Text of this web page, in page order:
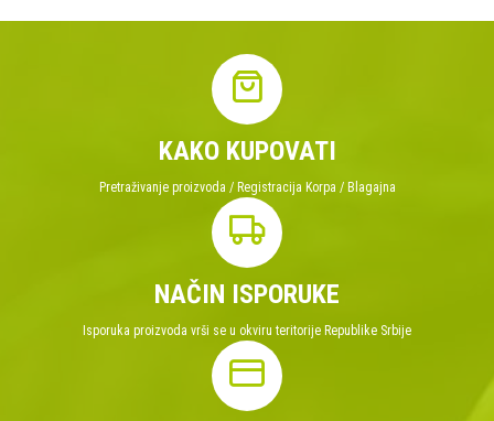
KAKO KUPOVATI
Pretraživanje proizvoda / Registracija Korpa / Blagajna
NAČIN ISPORUKE
Isporuka proizvoda vrši se u okviru teritorije Republike Srbije